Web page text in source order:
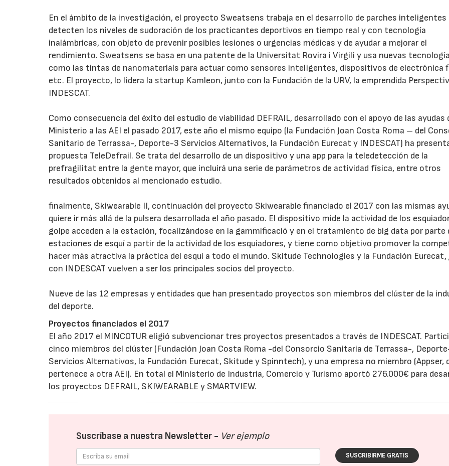
En el ámbito de la investigación, el proyecto Sweatsens trabaja en el desarrollo de parches inteligentes
detecten los niveles de sudoración de los practicantes deportivos en tiempo real y con tecnología
inalámbricas, con objeto de prevenir posibles lesiones o urgencias médicas y de ayudar a mejorar el
rendimiento. Sweatsens se basa en una patente de la Universitat Rovira i Virgili y usa nuevas
como las tintas de nanomaterials para actuar como sensores inteligentes, dispositivos de electrónica
etc. El proyecto, lo lidera la startup Kamleon, junto con la Fundación de la URV, la emprendida
INDESCAT.
Como consecuencia del éxito del estudio de viabilidad DEFRAIL, desarrollado con el apoyo de las ayudas
Ministerio a las AEI el pasado 2017, este año el mismo equipo (la Fundación Joan Costa Roma – del
Sanitario de Terrassa-, Deporte-3 Servicios Alternativos, la Fundación Eurecat y INDESCAT) ha
propuesta TeleDefrail. Se trata del desarrollo de un dispositivo y una app para la teledetección de la
prefragilitat entre la gente mayor, que incluirá una serie de parámetros de actividad física, entre otros
resultados obtenidos al mencionado estudio.
finalmente, Skiwearable II, continuación del proyecto Skiwearable financiado el 2017 con las mismas
quiere ir más allá de la pulsera desarrollada el año pasado. El dispositivo mide la actividad de los
golpe acceden a la estación, focalizándose en la gammificació y en el tratamiento de big data por parte
estaciones de esquí a partir de la actividad de los esquiadores, y tiene como objetivo promover la
hacer más atractiva la práctica del esquí a todo el mundo. Skitude Technologies y la Fundación
con INDESCAT vuelven a ser los principales socios del proyecto.
Nueve de las 12 empresas y entidades que han presentado proyectos son miembros del clúster de la
del deporte.
Proyectos financiados el 2017
El año 2017 el MINCOTUR eligió subvencionar tres proyectos presentados a través de INDESCAT.
cinco miembros del clúster (Fundación Joan Costa Roma -del Consorcio Sanitaria de Terrassa-,
Servicios Alternativos, la Fundación Eurecat, Skitude y Spinntech), y una empresa no miembro (Appser,
pertenece a otra AEI). En total el Ministerio de Industria, Comercio y Turismo aportó 276.000€ para
los proyectos DEFRAIL, SKIWEARABLE y SMARTVIEW.
Suscríbase a nuestra Newsletter - Ver ejemplo
SUSCRIBIRME GRATIS